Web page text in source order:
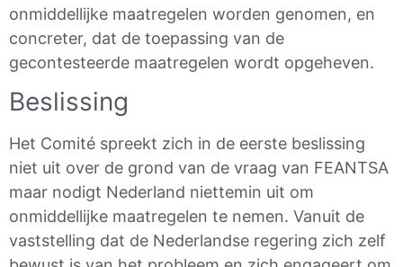
onmiddellijke maatregelen worden genomen, en
concreter, dat de toepassing van de
gecontesteerde maatregelen wordt opgeheven.
Beslissing
Het Comité spreekt zich in de eerste beslissing
niet uit over de grond van de vraag van FEANTSA
maar nodigt Nederland niettemin uit om
onmiddellijke maatregelen te nemen. Vanuit de
vaststelling dat de Nederlandse regering zich zelf